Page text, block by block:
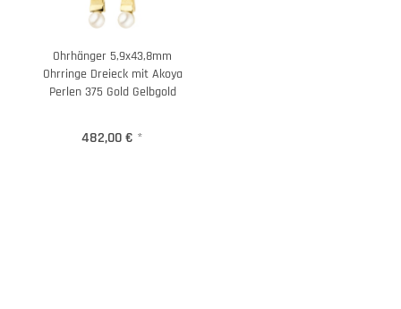
Ohrhänger 5,9x43,8mm
Ohrringe Dreieck mit Akoya
Perlen 375 Gold Gelbgold
482,00 € *